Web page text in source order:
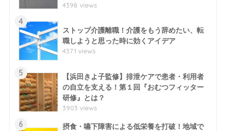
4398 views
4
ストップ介護離職！介護をもう辞めたい、転
職しようと思った時に効くアイデア
4371 views
5
【浜田きよ子監修】排泄ケアで患者・利用者
の自立を支える！第１回『おむつフィッター
研修』とは？
3903 views
6
摂食・嚥下障害による低栄養を打破！地域で